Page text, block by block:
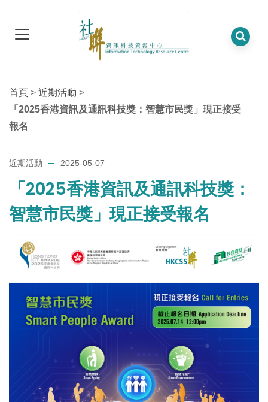
首頁 > 近期活動 >
「2025香港資訊及通訊科技獎：智慧市民獎」現正接受
報名
近期活動 2025-05-07
「2025香港資訊及通訊科技獎：
智慧市民獎」現正接受報名